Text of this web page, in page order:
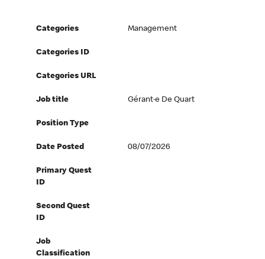
Categories Management
Categories ID
Categories URL
Job title Gérant·e De Quart
Position Type
Date Posted 08/07/2026
Primary Quest
ID
Second Quest
ID
Job
Classification